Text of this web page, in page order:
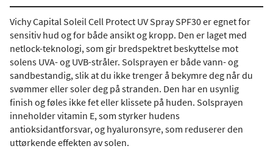
Vichy Capital Soleil Cell Protect UV Spray SPF30 er egnet for
sensitiv hud og for både ansikt og kropp. Den er laget med
netlock-teknologi, som gir bredspektret beskyttelse mot
solens UVA- og UVB-stråler. Solsprayen er både vann- og
sandbestandig, slik at du ikke trenger å bekymre deg når du
svømmer eller soler deg på stranden. Den har en usynlig
finish og føles ikke fet eller klissete på huden. Solsprayen
inneholder vitamin E, som styrker hudens
antioksidantforsvar, og hyaluronsyre, som reduserer den
uttørkende effekten av solen.